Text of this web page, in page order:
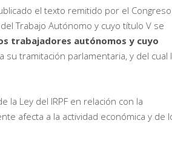
el texto remitido por el Congreso
Trabajo Autónomo y cuyo título V se
trabajadores autónomos y cuyo
su tramitación parlamentaria, y del cual
la Ley del IRPF en relación con la
afecta a la actividad económica y de